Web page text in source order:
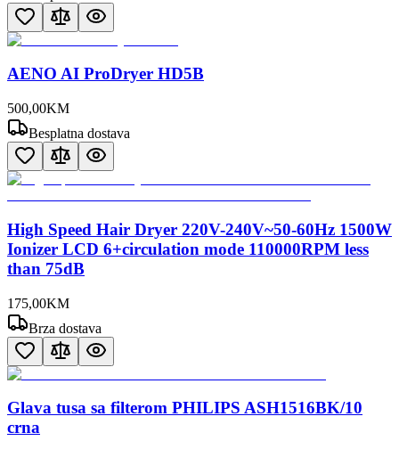
AENO AI ProDryer HD5B
500,00KM
Besplatna dostava
High Speed Hair Dryer 220V-240V~50-60Hz 1500W
Ionizer LCD 6+circulation mode 110000RPM less
than 75dB
175,00KM
Brza dostava
Glava tusa sa filterom PHILIPS ASH1516BK/10
crna